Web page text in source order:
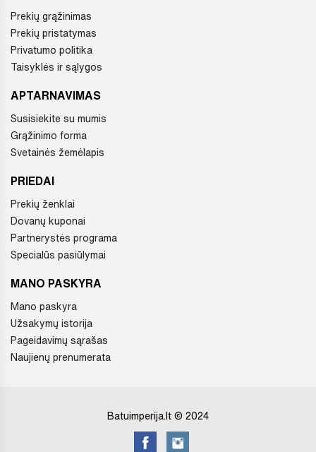
Prekių grąžinimas
Prekių pristatymas
Privatumo politika
Taisyklės ir sąlygos
APTARNAVIMAS
Susisiekite su mumis
Grąžinimo forma
Svetainės žemėlapis
PRIEDAI
Prekių ženklai
Dovanų kuponai
Partnerystės programa
Specialūs pasiūlymai
MANO PASKYRA
Mano paskyra
Užsakymų istorija
Pageidavimų sąrašas
Naujienų prenumerata
Batuimperija.lt © 2024